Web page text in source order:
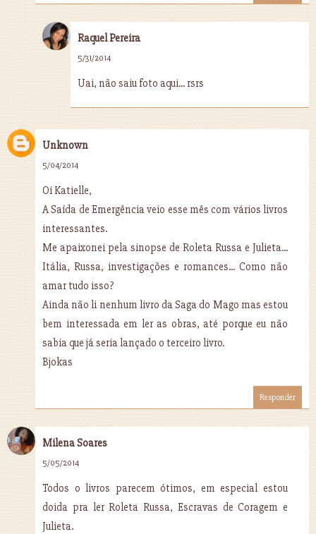
Raquel Pereira
5/31/2014
Uai, não saiu foto aqui... rsrs
Unknown
5/04/2014
Oi Katielle,
A Saída de Emergência veio esse mês com vários livros
interessantes.
Me apaixonei pela sinopse de Roleta Russa e Julieta...
Itália, Russa, investigações e romances... Como não
amar tudo isso?
Ainda não li nenhum livro da Saga do Mago mas estou
bem interessada em ler as obras, até porque eu não
sabia que já seria lançado o terceiro livro.
Bjokas
Responder
Milena Soares
5/05/2014
Todos o livros parecem ótimos, em especial estou
doida pra ler Roleta Russa, Escravas de Coragem e
Julieta.